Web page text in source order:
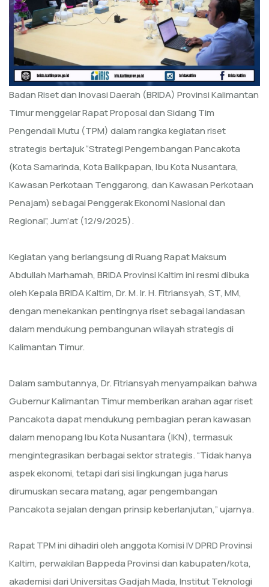
Badan Riset dan Inovasi Daerah (BRIDA) Provinsi Kalimantan
Timur menggelar Rapat Proposal dan Sidang Tim
Pengendali Mutu (TPM) dalam rangka kegiatan riset
strategis bertajuk “Strategi Pengembangan Pancakota
(Kota Samarinda, Kota Balikpapan, Ibu Kota Nusantara,
Kawasan Perkotaan Tenggarong, dan Kawasan Perkotaan
Penajam) sebagai Penggerak Ekonomi Nasional dan
Regional”, Jum’at (12/9/2025).
Kegiatan yang berlangsung di Ruang Rapat Maksum
Abdullah Marhamah, BRIDA Provinsi Kaltim ini resmi dibuka
oleh Kepala BRIDA Kaltim, Dr. M. Ir. H. Fitriansyah, ST, MM,
dengan menekankan pentingnya riset sebagai landasan
dalam mendukung pembangunan wilayah strategis di
Kalimantan Timur.
Dalam sambutannya, Dr. Fitriansyah menyampaikan bahwa
Gubernur Kalimantan Timur memberikan arahan agar riset
Pancakota dapat mendukung pembagian peran kawasan
dalam menopang Ibu Kota Nusantara (IKN), termasuk
mengintegrasikan berbagai sektor strategis. “Tidak hanya
aspek ekonomi, tetapi dari sisi lingkungan juga harus
dirumuskan secara matang, agar pengembangan
Pancakota sejalan dengan prinsip keberlanjutan,” ujarnya.
Rapat TPM ini dihadiri oleh anggota Komisi IV DPRD Provinsi
Kaltim, perwakilan Bappeda Provinsi dan kabupaten/kota,
akademisi dari Universitas Gadjah Mada, Institut Teknologi